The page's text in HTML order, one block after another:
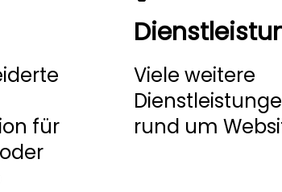
für
Viele weitere
rund um